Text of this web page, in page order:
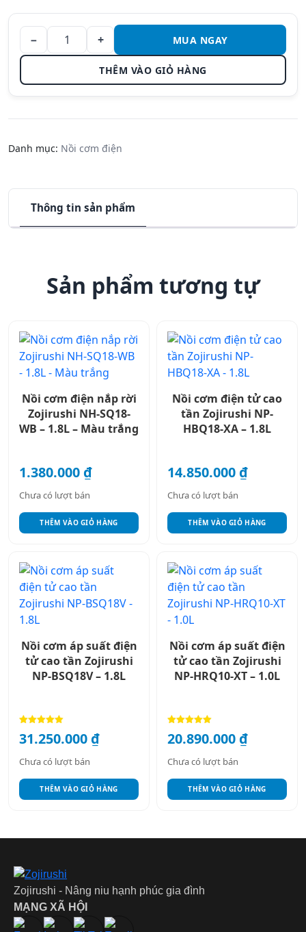
Nồi cơm
điện tử
Zojirushi
NS-
tích 1.0L
− +
THÊM VÀO GIỎ HÀNG
MUA NGAY
Danh mục: Nồi cơm điện
Thông tin sản phẩm
Sản phẩm tương tự
Nồi cơm điện nắp rời
Zojirushi NH-SQ18-
WB – 1.8L – Màu trắng
1.380.000₫
Chưa có lượt bán
THÊM VÀO GIỎ HÀNG
Nồi cơm điện tử cao
tần Zojirushi NP-
HBQ18-XA – 1.8L
14.850.000₫
Chưa có lượt bán
THÊM VÀO GIỎ HÀNG
Nồi cơm áp suất điện
tử cao tần Zojirushi
NP-BSQ18V – 1.8L
hạng
31.250.000₫
Chưa có lượt bán
THÊM VÀO GIỎ HÀNG
Nồi cơm áp suất điện
tử cao tần Zojirushi
NP-HRQ10-XT – 1.0L
hạng
20.890.000₫
Chưa có lượt bán
THÊM VÀO GIỎ HÀNG
Zojirushi - Nâng niu hạnh phúc gia đình
MẠNG XÃ HỘI